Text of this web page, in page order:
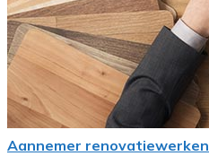
Aannemer renovatiewerken